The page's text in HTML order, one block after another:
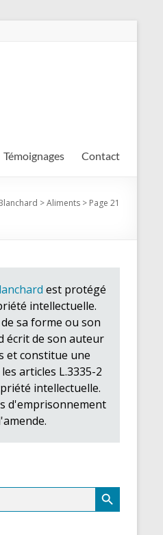
Témoignages Contact
>Aliments > Page 21
est protégé
intellectuelle.
sa forme ou son
écrit de son auteur
et constitue une
articles L.3335-2
intellectuelle.
d'emprisonnement
Search Button